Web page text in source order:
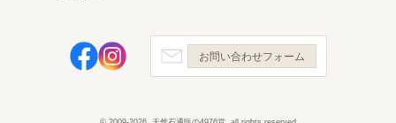
お問い合わせフォーム